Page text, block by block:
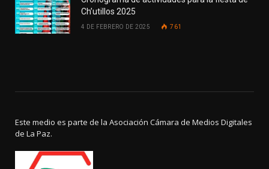
Ch’utillos 2025
4 DE FEBRERO DE 2025 761
Este medio es parte de la Asociación Cámara de Medios Digitales
de La Paz.